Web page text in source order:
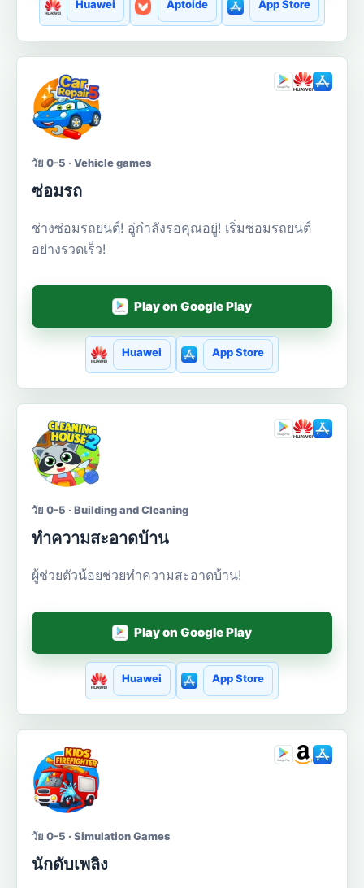
Huawei Aptoide App Store
วัย 0-5 · Vehicle games
ซ่อมรถ
ช่างซ่อมรถยนต์! อู่กำลังรอคุณอยู่! เริ่มซ่อมรถยนต์
อย่างรวดเร็ว!
Play on Google Play
Huawei App Store
วัย 0-5 · Building and Cleaning
ทำความสะอาดบ้าน
ผู้ช่วยตัวน้อยช่วยทำความสะอาดบ้าน!
Play on Google Play
Huawei App Store
วัย 0-5 · Simulation Games
นักดับเพลิง